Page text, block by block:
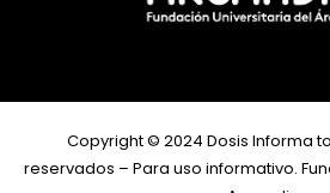
Copyright ©️ 2024 Dosis Informa
reservados – Para uso informativo.